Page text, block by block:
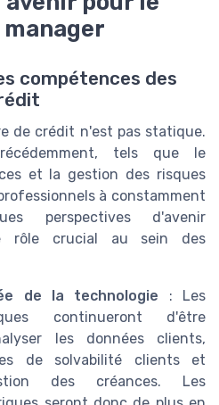
compétences des
de crédit n'est pas statique.
tels que le
et la gestion des risques
à constamment
perspectives d'avenir
rôle crucial au sein des
de la technologie : Les
continueront d'être
les données clients,
de solvabilité clients et
des créances. Les